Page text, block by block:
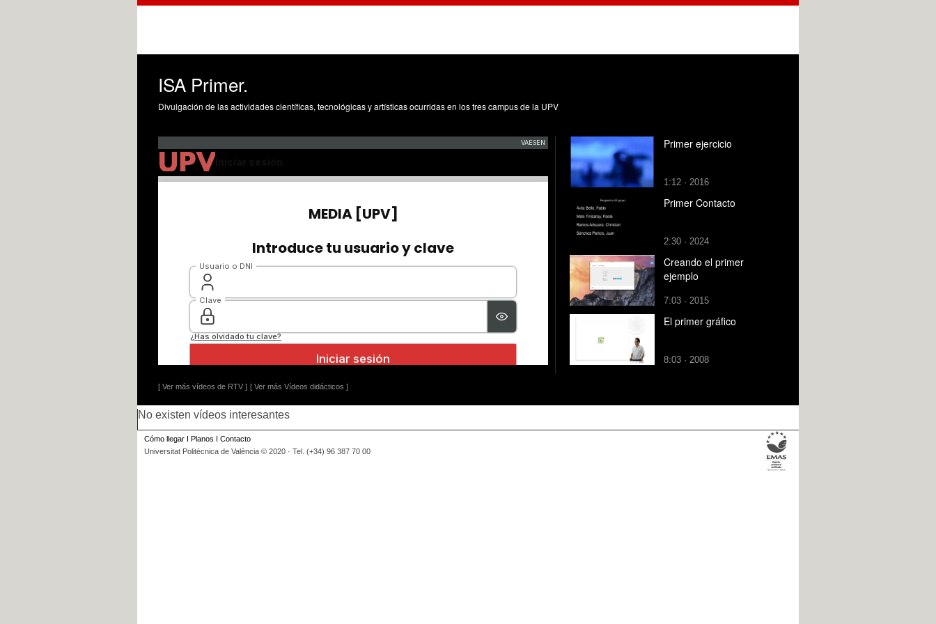
ISA Primer.
Divulgación de las actividades científicas, tecnológicas y artísticas ocurridas en los tres campus de la UPV
[ Ver más vídeos de RTV ] [ Ver más Vídeos didácticos ]
Primer ejercicio
1:12 · 2016
Primer Contacto
2:30 · 2024
Creando el primer
ejemplo
7:03 · 2015
El primer gráfico
8:03 · 2008
No existen vídeos interesantes
Cómo llegar I Planos I Contacto
Universitat Politècnica de València © 2020 · Tel. (+34) 96 387 70 00